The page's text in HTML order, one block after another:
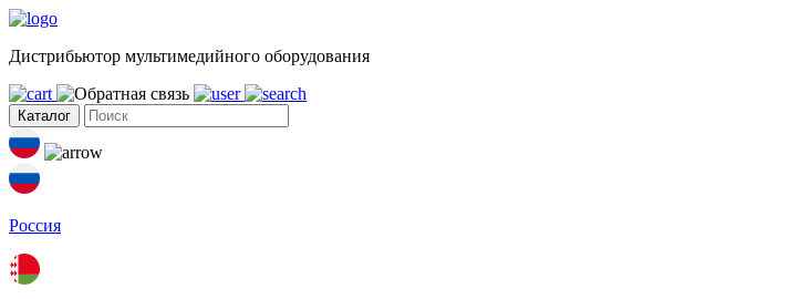
Дистрибьютор мультимедийного оборудования
Каталог
Россия